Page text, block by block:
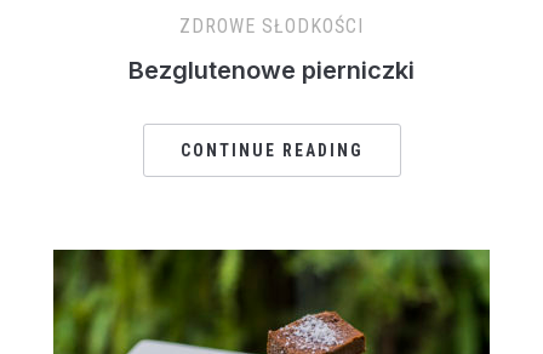
ZDROWE SŁODKOŚCI
Bezglutenowe pierniczki
CONTINUE READING